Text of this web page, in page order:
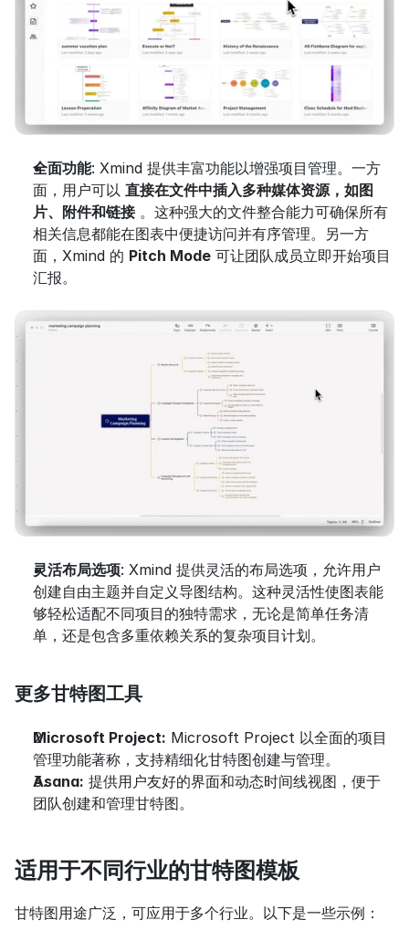
全面功能: Xmind 提供丰富功能以增强项目管理。一方
面，用户可以 直接在文件中插入多种媒体资源，如图
片、附件和链接 。这种强大的文件整合能力可确保所有
相关信息都能在图表中便捷访问并有序管理。另一方
面，Xmind 的 Pitch Mode 可让团队成员立即开始项目
汇报。
灵活布局选项: Xmind 提供灵活的布局选项，允许用户
创建自由主题并自定义导图结构。这种灵活性使图表能
够轻松适配不同项目的独特需求，无论是简单任务清
单，还是包含多重依赖关系的复杂项目计划。
更多甘特图工具
Microsoft Project: Microsoft Project 以全面的项目
管理功能著称，支持精细化甘特图创建与管理。
Asana: 提供用户友好的界面和动态时间线视图，便于
团队创建和管理甘特图。
适用于不同行业的甘特图模板
甘特图用途广泛，可应用于多个行业。以下是一些示例：